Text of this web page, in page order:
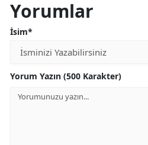
Yorumlar
İsim*
Yorum Yazın (500 Karakter)